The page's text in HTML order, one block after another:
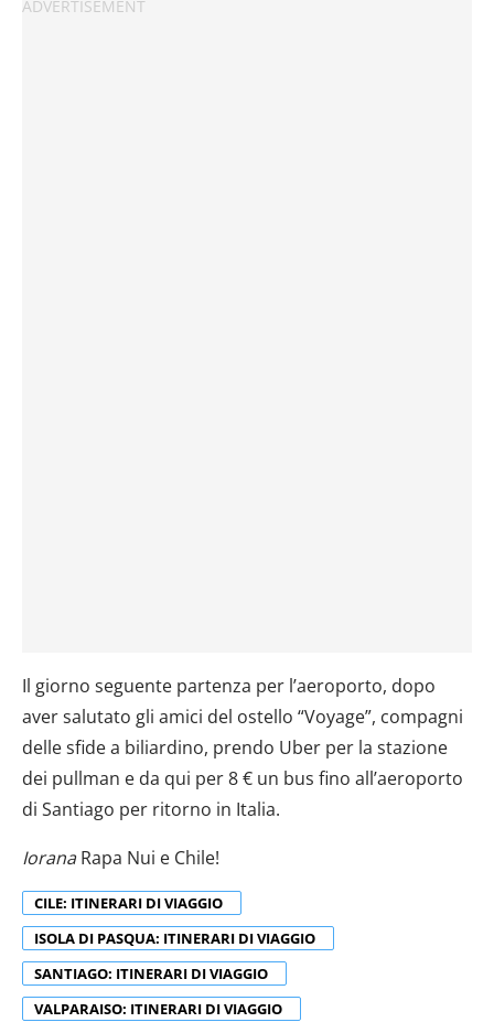
Il giorno seguente partenza per l’aeroporto, dopo
aver salutato gli amici del ostello “Voyage”, compagni
delle sfide a biliardino, prendo Uber per la stazione
dei pullman e da qui per 8 € un bus fino all’aeroporto
di Santiago per ritorno in Italia.
IoranaRapa Nui e Chile!
CILE: ITINERARI DI VIAGGIO
ISOLA DI PASQUA: ITINERARI DI VIAGGIO
SANTIAGO: ITINERARI DI VIAGGIO
VALPARAISO: ITINERARI DI VIAGGIO